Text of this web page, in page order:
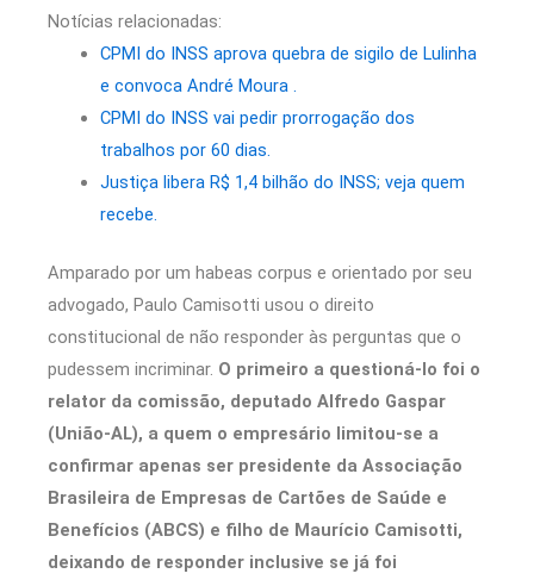
Notícias relacionadas:
CPMI do INSS aprova quebra de sigilo de Lulinha
e convoca André Moura .
CPMI do INSS vai pedir prorrogação dos
trabalhos por 60 dias.
Justiça libera R$ 1,4 bilhão do INSS; veja quem
recebe.
Amparado por um habeas corpus e orientado por seu
advogado, Paulo Camisotti usou o direito
constitucional de não responder às perguntas que o
pudessem incriminar. O primeiro a questioná-lo foi o
relator da comissão, deputado Alfredo Gaspar
(União-AL), a quem o empresário limitou-se a
confirmar apenas ser presidente da Associação
Brasileira de Empresas de Cartões de Saúde e
Benefícios (ABCS) e filho de Maurício Camisotti,
deixando de responder inclusive se já foi